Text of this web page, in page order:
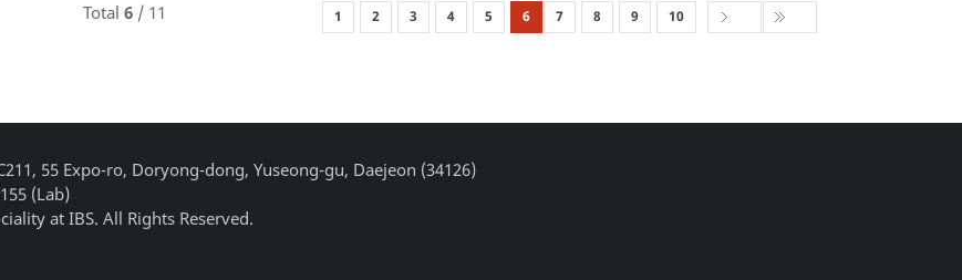
Total 6 / 11 1 2 3 4 5 6 7 8 9 10
55 Expo-ro, Doryong-dong, Yuseong-gu, Daejeon (34126)
(Lab)
at IBS. All Rights Reserved.